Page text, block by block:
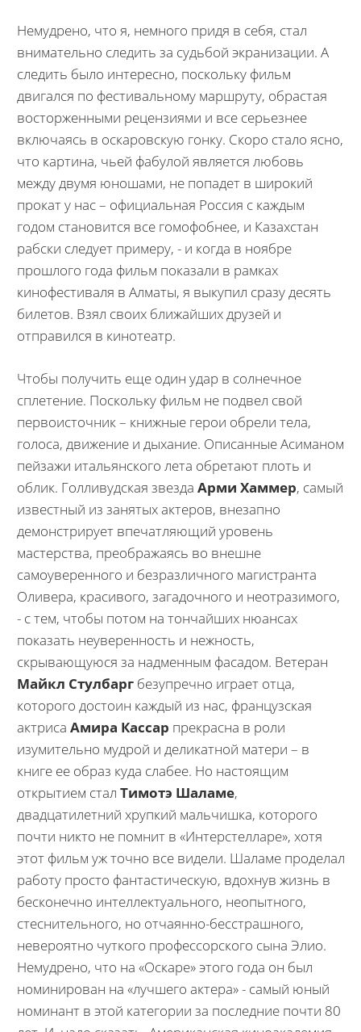
Немудрено, что я, немного придя в себя, стал
внимательно следить за судьбой экранизации. А
следить было интересно, поскольку фильм
двигался по фестивальному маршруту, обрастая
восторженными рецензиями и все серьезнее
включаясь в оскаровскую гонку. Скоро стало ясно,
что картина, чьей фабулой является любовь
между двумя юношами, не попадет в широкий
прокат у нас – официальная Россия с каждым
годом становится все гомофобнее, и Казахстан
рабски следует примеру, - и когда в ноябре
прошлого года фильм показали в рамках
кинофестиваля в Алматы, я выкупил сразу десять
билетов. Взял своих ближайших друзей и
отправился в кинотеатр.
Чтобы получить еще один удар в солнечное
сплетение. Поскольку фильм не подвел свой
первоисточник – книжные герои обрели тела,
голоса, движение и дыхание. Описанные Асиманом
пейзажи итальянского лета обретают плоть и
облик. Голливудская звезда Арми Хаммер, самый
известный из занятых актеров, внезапно
демонстрирует впечатляющий уровень
мастерства, преображаясь во внешне
самоуверенного и безразличного магистранта
Оливера, красивого, загадочного и неотразимого,
- с тем, чтобы потом на тончайших нюансах
показать неуверенность и нежность,
скрывающуюся за надменным фасадом. Ветеран
Майкл Стулбаргбезупречно играет отца,
которого достоин каждый из нас, французская
актриса Амира Кассар прекрасна в роли
изумительно мудрой и деликатной матери – в
книге ее образ куда слабее. Но настоящим
открытием стал Тимотэ Шаламе,
двадцатилетний хрупкий мальчишка, которого
почти никто не помнит в «Интерстелларе», хотя
этот фильм уж точно все видели. Шаламе проделал
работу просто фантастическую, вдохнув жизнь в
бесконечно интеллектуального, неопытного,
стеснительного, но отчаянно-бесстрашного,
невероятно чуткого профессорского сына Элио.
Немудрено, что на «Оскаре» этого года он был
номинирован на «лучшего актера» - самый юный
номинант в этой категории за последние почти 80